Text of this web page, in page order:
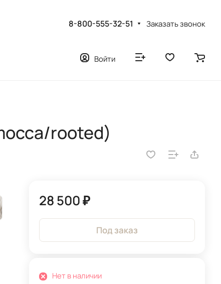
8-800-555-32-51 Заказать звонок
Войти
rooted)
28 500 ₽
Под заказ
Нет в наличии